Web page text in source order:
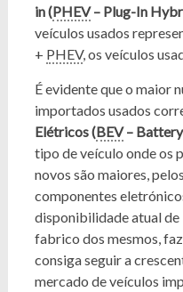
in (PHEV– Plug-In
veículos usados
+ PHEV, os veículos
É evidente que o maior
importados usados
Elétricos (BEV–
tipo de veículo onde os
novos são maiores,
componentes
disponibilidade atual
fabrico dos mesmos,
consiga seguir a
mercado de veículos